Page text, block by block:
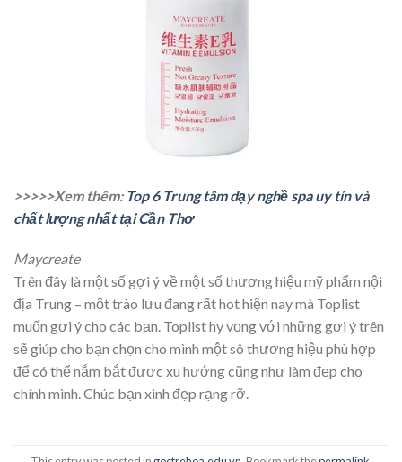
>>>>>Xem thêm: Top 6 Trung tâm dạy nghề spa uy tín và
chất lượng nhất tại Cần Thơ
Maycreate
Trên đây là một số gợi ý về một số thương hiệu mỹ phẩm nội
địa Trung – một trào lưu đang rất hot hiện nay mà Toplist
muốn gợi ý cho các bạn. Toplist hy vọng với những gợi ý trên
sẽ giúp cho bạn chọn cho mình một sô thương hiệu phù hợp
để có thể nắm bắt được xu hướng cũng như làm đẹp cho
chính mình. Chúc bạn xinh đẹp rạng rỡ.